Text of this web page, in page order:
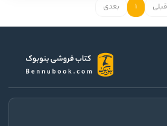
قبلی 1 بعدی